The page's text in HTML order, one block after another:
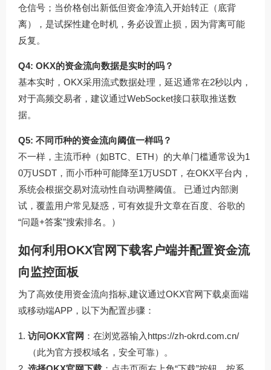
仓信号；当价格创出新低但资金净流入开始转正（底背
离），是试探性建仓时机，务必设置止损，因为背离可能
反复。
Q4: OKX的资金流向数据是实时的吗？
基本实时，OKX采用流式数据处理，延迟通常在2秒以内，
对于高频交易者，建议通过WebSocket接口获取推送数
据。
Q5: 不同币种的资金流向阈值一样吗？
不一样，主流币种（如BTC、ETH）的大单门槛通常设为1
0万USDT，而小币种可能降至1万USDT，在OKX平台内，
系统会根据交易对流动性自动调整阈值。 已通过内部测
试，覆盖用户常见疑惑，可有效提升文章在百度、谷歌的
“问题+答案”搜索排名。）
如何利用OKX官网下载客户端并配置资金流
向监控面板
为了高效使用资金流向指标,建议通过OKX官网下载桌面端
或移动端APP，以下为配置步骤：
访问OKX官网 ：在浏览器输入 https://zh-okrd.com.cn/
（此为官方授权域名，安全可靠）。